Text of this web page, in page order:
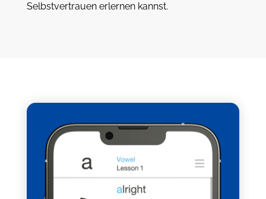
Selbstvertrauen erlernen kannst.